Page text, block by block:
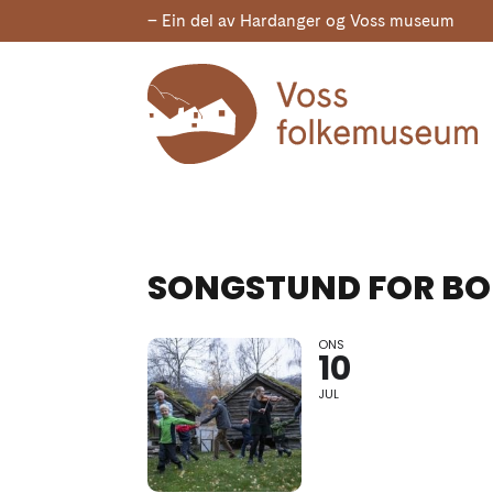
– Ein del av Hardanger og Voss museum
SONGSTUND FOR
ONS
10
JUL